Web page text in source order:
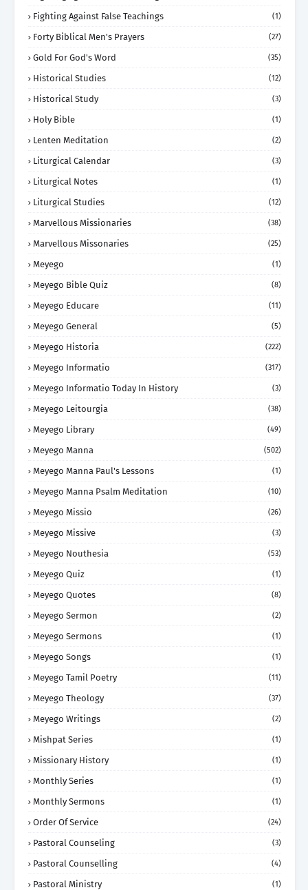
Fighting Against False Teachings
(1)
Forty Biblical Men's Prayers (27)
Gold For God's Word (35)
Historical Studies (12)
Historical Study (3)
Holy Bible (1)
Lenten Meditation (2)
Liturgical Calendar (3)
Liturgical Notes (1)
Liturgical Studies (12)
Marvellous Missionaries (38)
Marvellous Missonaries (25)
Meyego (1)
Meyego Bible Quiz (8)
Meyego Educare (11)
Meyego General (5)
Meyego Historia (222)
Meyego Informatio (317)
Meyego Informatio Today In History (3)
Meyego Leitourgia (38)
Meyego Library (49)
Meyego Manna (502)
Meyego Manna Paul's Lessons (1)
Meyego Manna Psalm Meditation (10)
Meyego Missio (26)
Meyego Missive (3)
Meyego Nouthesia (53)
Meyego Quiz (1)
Meyego Quotes (8)
Meyego Sermon (2)
Meyego Sermons (1)
Meyego Songs (1)
Meyego Tamil Poetry (11)
Meyego Theology (37)
Meyego Writings (2)
Mishpat Series (1)
Missionary History (1)
Monthly Series (1)
Monthly Sermons (1)
Order Of Service (24)
Pastoral Counseling (3)
Pastoral Counselling (4)
Pastoral Ministry (1)